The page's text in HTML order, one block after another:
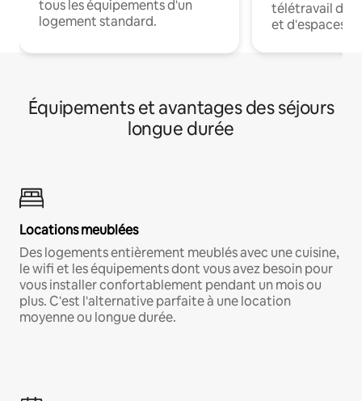
tous les équipements d'un
logement standard.
télétravail
et d'espaces
Équipements et avantages des séjours
longue durée
Locations meublées
Des logements entièrement meublés avec une cuisine,
le wifi et les équipements dont vous avez besoin pour
vous installer confortablement pendant un mois ou
plus. C'est l'alternative parfaite à une location
moyenne ou longue durée.